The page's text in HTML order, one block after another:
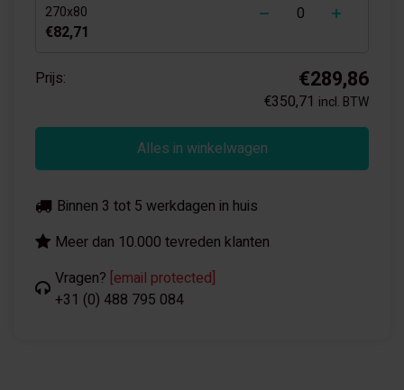
270x80
€82,71
Prijs: €289,86
€350,71 incl. BTW
Alles in winkelwagen
Binnen 3 tot 5 werkdagen in huis
Meer dan 10.000 tevreden klanten
Vragen? [email protected]
+31 (0) 488 795 084